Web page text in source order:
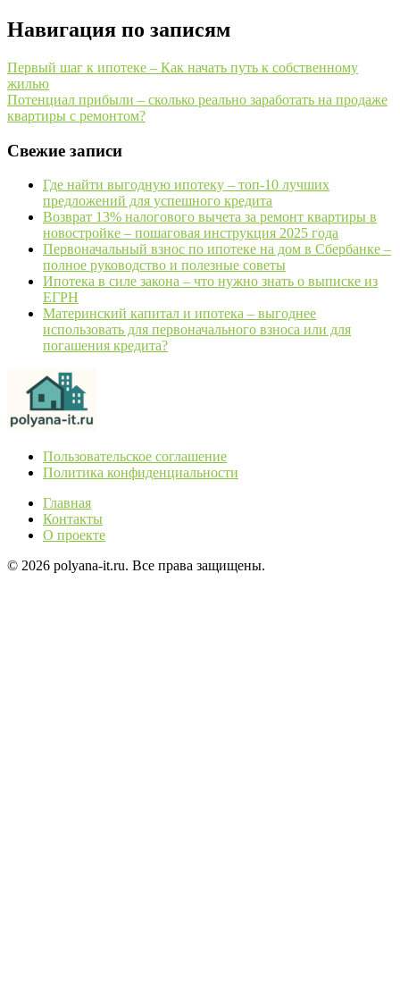
Навигация по записям
Первый шаг к ипотеке – Как начать путь к собственному
жилью
Потенциал прибыли – сколько реально заработать на продаже
квартиры с ремонтом?
Свежие записи
Где найти выгодную ипотеку – топ-10 лучших
предложений для успешного кредита
Возврат 13% налогового вычета за ремонт квартиры в
новостройке – пошаговая инструкция 2025 года
Первоначальный взнос по ипотеке на дом в Сбербанке –
полное руководство и полезные советы
Ипотека в силе закона – что нужно знать о выписке из
ЕГРН
Материнский капитал и ипотека – выгоднее
использовать для первоначального взноса или для
погашения кредита?
Пользовательское соглашение
Политика конфиденциальности
Главная
Контакты
О проекте
© 2026 polyana-it.ru. Все права защищены.